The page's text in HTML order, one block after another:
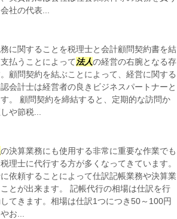
社の代表...
に関することを税理士と会計顧問契約書を結
払うことによって 法人の経営の右腕となる存
顧問契約を結ぶことによって、経営に関する
会計士は経営者の良きビジネスパートナーと
。 顧問契約を締結すると、定期的な訪問か
や節税...
の決算業務にも使用する非常に重要な作業でも
理士に代行する方が多くなってきています。
依頼することによって仕訳記帳業務や決算業
とが出来ます。 記帳代行の相場は仕訳を行
てきます。相場は仕訳1つにつき50～100円
お...